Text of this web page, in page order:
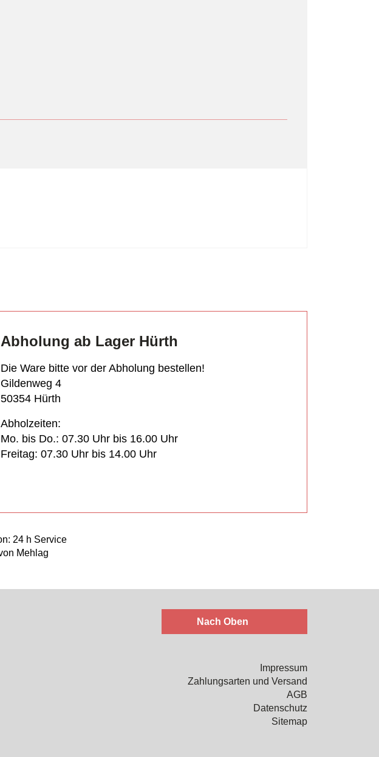
Abholung ab Lager Hürth
Die Ware bitte vor der Abholung bestellen!
Gildenweg 4
50354 Hürth
Abholzeiten:
Mo. bis Do.: 07.30 Uhr bis 16.00 Uhr
Freitag: 07.30 Uhr bis 14.00 Uhr
Nach Oben
Impressum
Zahlungsarten und Versand
AGB
Datenschutz
Sitemap